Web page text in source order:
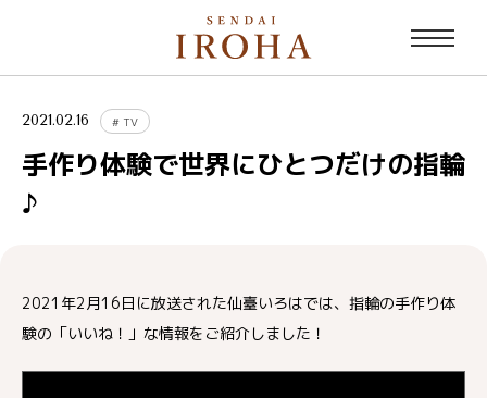
2021.02.16 # TV
手作り体験で世界にひとつだけの指輪
♪
2021年2月16日に放送された仙臺いろはでは、指輪の手作り体
験の「いいね！」な情報をご紹介しました！